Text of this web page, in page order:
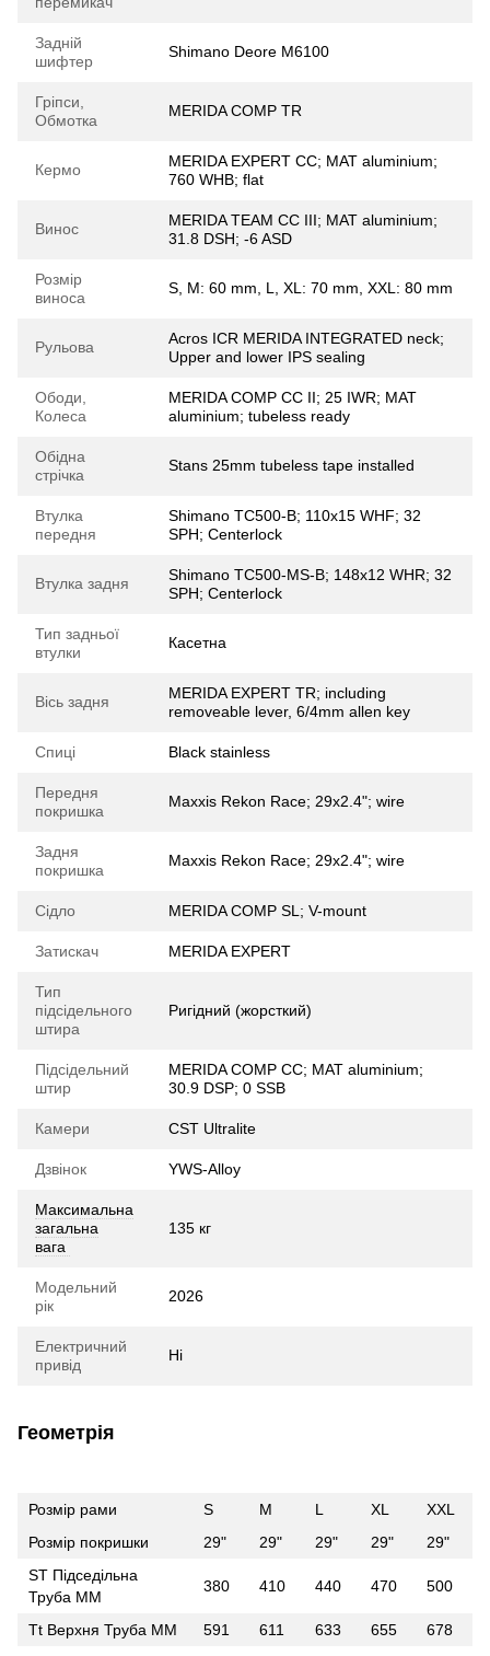
Задній
шифтер
Shimano Deore M6100
Гріпси,
Обмотка
MERIDA COMP TR
Кермо
MERIDA EXPERT CC; MAT aluminium;
760 WHB; flat
Винос
MERIDA TEAM CC III; MAT aluminium;
31.8 DSH; -6 ASD
Розмір
виноса
S, M: 60 mm, L, XL: 70 mm, XXL: 80 mm
Рульова
Acros ICR MERIDA INTEGRATED neck;
Upper and lower IPS sealing
Ободи,
Колеса
MERIDA COMP CC II; 25 IWR; MAT
aluminium; tubeless ready
Обідна
стрічка
Stans 25mm tubeless tape installed
Втулка
передня
Shimano TC500-B; 110x15 WHF; 32
SPH; Centerlock
Втулка задня
Shimano TC500-MS-B; 148x12 WHR; 32
SPH; Centerlock
Тип задньої
втулки
Касетна
Вісь задня
MERIDA EXPERT TR; including
removeable lever, 6/4mm allen key
Спиці Black stainless
Передня
покришка
Maxxis Rekon Race; 29x2.4"; wire
Задня
покришка
Maxxis Rekon Race; 29x2.4"; wire
Сідло MERIDA COMP SL; V-mount
Затискач MERIDA EXPERT
Тип
підсідельного
штира
Ригідний (жорсткий)
Підсідельний
штир
MERIDA COMP CC; MAT aluminium;
30.9 DSP; 0 SSB
Камери CST Ultralite
Дзвінок YWS-Alloy
Максимальна
загальна
вага
135 кг
Модельний
рік
2026
Електричний
привід
Ні
Геометрія
Розмір рами S M L XL
XXL
Розмір покришки
29" 29" 29" 29"
29"
ST Підседільна
Труба ММ
380 410 440 470 500
Tt Верхня Труба ММ 591 611 633 655
678